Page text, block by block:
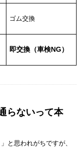
ゴム交換
即交換（車検NG）
らないって本
と思われがちですが、